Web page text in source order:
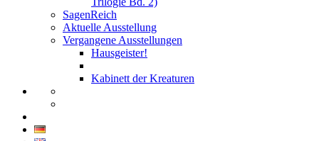
SagenReich
Aktuelle Ausstellung
Vergangene Ausstellungen
Hausgeister!
Kabinett der Kreaturen